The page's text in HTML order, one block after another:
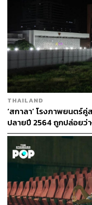
THAILAND
‘สกาลา’ โรงภาพยนตร์
ปลายปี 2564 ถูกปล่อยว่